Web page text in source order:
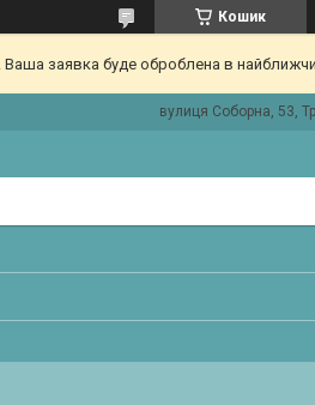
Кошик
заявка буде оброблена в
вулиця Соборна, 53,